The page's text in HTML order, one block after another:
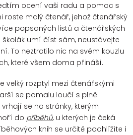
ocení vaši radu a pomoc s
roste malý čtenář, jehož čtenářský
popsaných listů a čtenářských
školák umí číst sám, neustávejte
To neztratilo nic na svém kouzlu
které všem doma přináší.
velký rozptyl mezi čtenářskými
se pomalu loučí s plně
se na stránky, kterým
do příběhů, u kterých je čeká
knih se určitě poohlížíte i